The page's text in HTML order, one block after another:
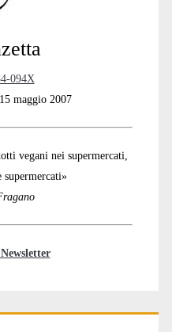
094X
maggio 2007
vegani nei supermercati,
supermercati»